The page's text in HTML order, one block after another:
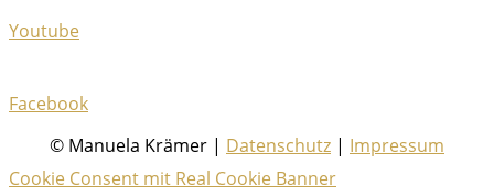
Youtube
Facebook
© Manuela Krämer | Datenschutz | Impressum
Cookie Consent mit Real Cookie Banner